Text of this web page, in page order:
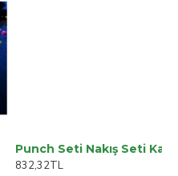
Punch Seti Nakış Seti Kasnaklı Kendin Yap Seti Seri 7
832,32TL